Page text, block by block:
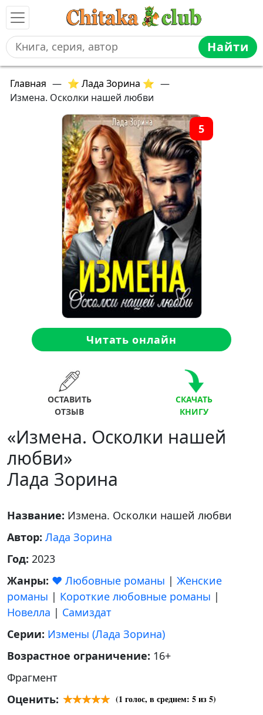
Найти
Главная — ⭐ Лада Зорина ⭐ —
Измена. Осколки нашей любви
5
Читать онлайн
ОСТАВИТЬ
ОТЗЫВ
СКАЧАТЬ
КНИГУ
«Измена. Осколки нашей
любви»
Лада Зорина
Название: Измена. Осколки нашей любви
Автор: Лада Зорина
Год: 2023
Жанры: ❤️ Любовные романы | Женские
романы | Короткие любовные романы |
Новелла | Самиздат
Серии: Измены (Лада Зорина)
Возрастное ограничение: 16+
Фрагмент
Оценить:
(1 голос, в среднем: 5из 5)